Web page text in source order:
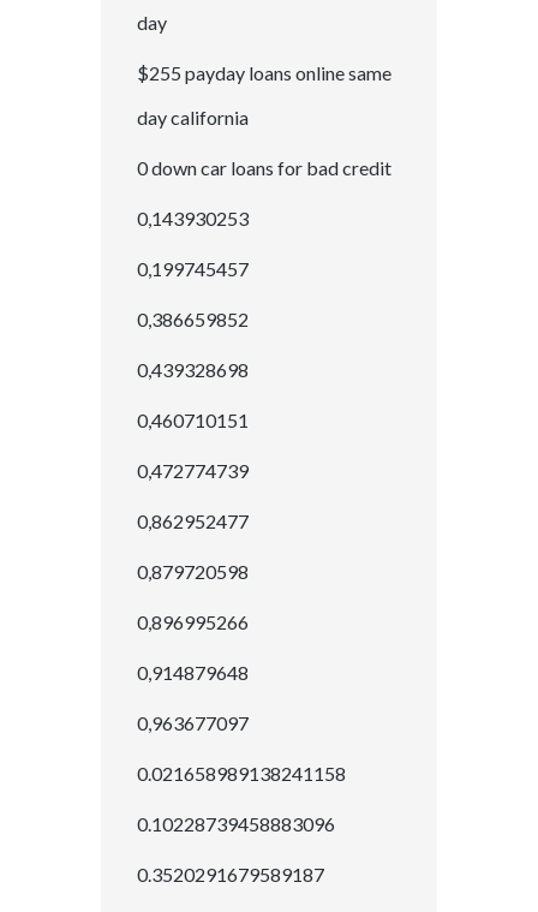
day
$255 payday loans online same
day california
0 down car loans for bad credit
0,143930253
0,199745457
0,386659852
0,439328698
0,460710151
0,472774739
0,862952477
0,879720598
0,896995266
0,914879648
0,963677097
0.021658989138241158
0.10228739458883096
0.3520291679589187